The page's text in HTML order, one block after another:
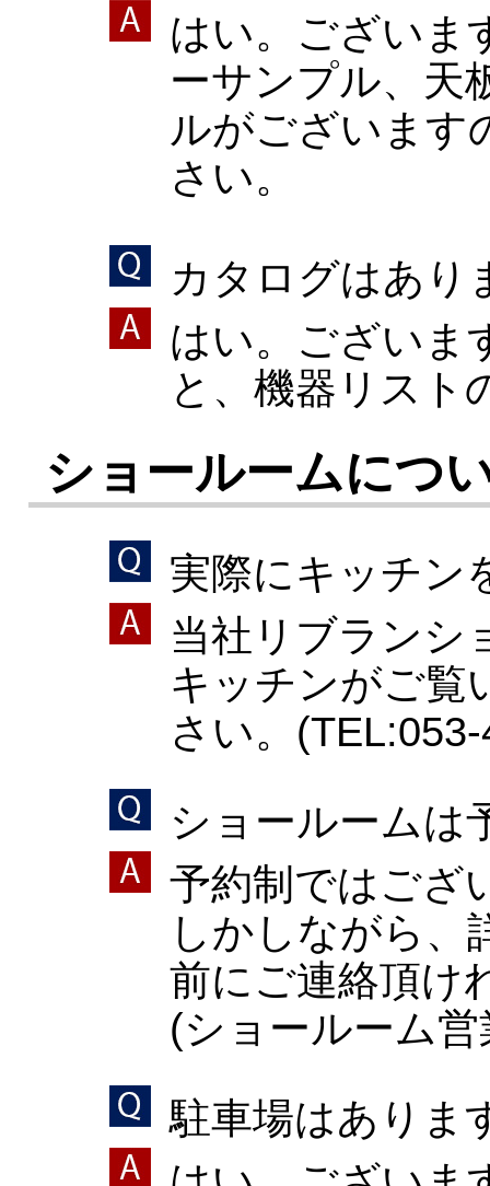
はい。ございま
ーサンプル、天
ルがございます
さい。
カタログはあり
はい。ございま
と、機器リスト
ショールームにつ
実際にキッチン
当社リブランシ
キッチンがご覧
さい。
ショールームは
予約制ではござ
しかしながら、
前にご連絡頂け
(ショールーム
駐車場はありま